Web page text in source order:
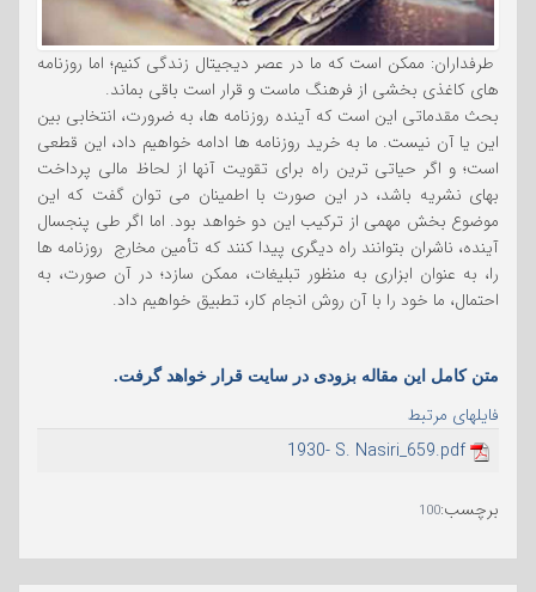
طرفداران: ممکن است که ما در عصر دیجیتال زندگی کنیم؛ اما روزنامه
های کاغذی بخشی از فرهنگ ماست و قرار است باقی بماند.
بحث مقدماتی این است که آینده روزنامه ها، به ضرورت، انتخابی بین
این یا آن نیست. ما به خرید روزنامه ها ادامه خواهیم داد، این قطعی
است؛ و اگر حیاتی ترین راه برای تقویت آنها از لحاظ مالی پرداخت
بهای نشریه باشد، در این صورت با اطمینان می توان گفت که این
موضوع بخش مهمی از ترکیب این دو خواهد بود. اما اگر طی پنجسال
آینده، ناشران بتوانند راه دیگری پیدا کنند که تأمین مخارج روزنامه ها
را، به عنوان ابزاری به منظور تبلیغات، ممکن سازد؛ در آن صورت، به
احتمال، ما خود را با آن روش انجام کار، تطبیق خواهیم داد.
متن کامل این مقاله بزودی در سایت قرار خواهد گرفت.
فایلهای مرتبط
1930- S. Nasiri_659.pdf
برچسب:
100